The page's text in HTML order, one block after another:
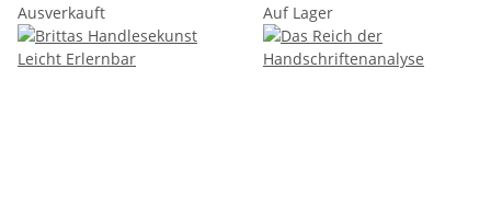
Ausverkauft Auf Lager